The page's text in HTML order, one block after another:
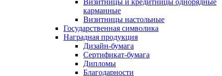
Визитницы и кредитницы однорядные
карманные
Визитницы настольные
Государственная символика
Наградная продукция
Дизайн-бумага
Сертификат-бумага
Дипломы
Благодарности